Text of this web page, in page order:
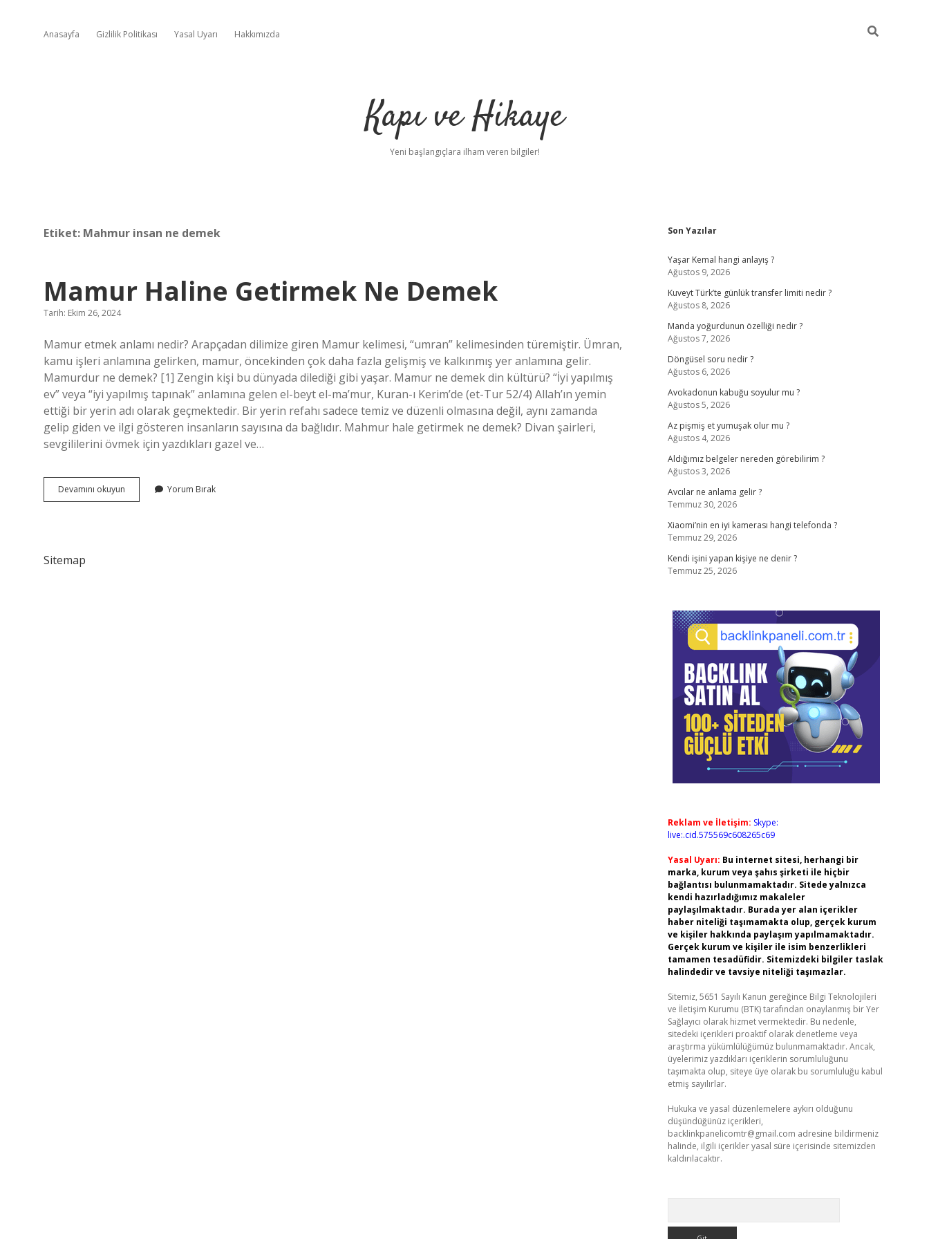
Anasayfa Gizlilik Politikası Yasal Uyarı Hakkımızda
Kapı ve Hikaye
Yeni başlangıçlara ilham veren bilgiler!
Etiket: Mahmur insan ne demek
Mamur Haline Getirmek Ne Demek
Tarih: Ekim 26, 2024
Mamur etmek anlamı nedir? Arapçadan dilimize giren Mamur kelimesi, “umran” kelimesinden türemiştir. Ümran,
kamu işleri anlamına gelirken, mamur, öncekinden çok daha fazla gelişmiş ve kalkınmış yer anlamına gelir.
Mamurdur ne demek? [1] Zengin kişi bu dünyada dilediği gibi yaşar. Mamur ne demek din kültürü? “İyi yapılmış
ev” veya “iyi yapılmış tapınak” anlamına gelen el-beyt el-ma’mur, Kuran-ı Kerim’de (et-Tur 52/4) Allah’ın yemin
ettiği bir yerin adı olarak geçmektedir. Bir yerin refahı sadece temiz ve düzenli olmasına değil, aynı zamanda
gelip giden ve ilgi gösteren insanların sayısına da bağlıdır. Mahmur hale getirmek ne demek? Divan şairleri,
sevgililerini övmek için yazdıkları gazel ve…
Devamını okuyun
Haline
Yorum Bırak
Sitemap
Sidebar
Son Yazılar
Yaşar Kemal hangi anlayış ?
Ağustos 9, 2026
Kuveyt Türk’te günlük transfer limiti nedir ?
Ağustos 8, 2026
Manda yoğurdunun özelliği nedir ?
Ağustos 7, 2026
Döngüsel soru nedir ?
Ağustos 6, 2026
Avokadonun kabuğu soyulur mu ?
Ağustos 5, 2026
Az pişmiş et yumuşak olur mu ?
Ağustos 4, 2026
Aldığımız belgeler nereden görebilirim ?
Ağustos 3, 2026
Avcılar ne anlama gelir ?
Temmuz 30, 2026
Xiaomi’nin en iyi kamerası hangi telefonda ?
Temmuz 29, 2026
Kendi işini yapan kişiye ne denir ?
Temmuz 25, 2026
Reklam ve İletişim: Skype:
live:.cid.575569c608265c69
Yasal Uyarı: Bu internet sitesi, herhangi bir
marka, kurum veya şahıs şirketi ile hiçbir
bağlantısı bulunmamaktadır. Sitede yalnızca
kendi hazırladığımız makaleler
paylaşılmaktadır. Burada yer alan içerikler
haber niteliği taşımamakta olup, gerçek kurum
ve kişiler hakkında paylaşım yapılmamaktadır.
Gerçek kurum ve kişiler ile isim benzerlikleri
tamamen tesadüfidir. Sitemizdeki bilgiler taslak
halindedir ve tavsiye niteliği taşımazlar.
Sitemiz, 5651 Sayılı Kanun gereğince Bilgi Teknolojileri
ve İletişim Kurumu (BTK) tarafından onaylanmış bir Yer
Sağlayıcı olarak hizmet vermektedir. Bu nedenle,
sitedeki içerikleri proaktif olarak denetleme veya
araştırma yükümlülüğümüz bulunmamaktadır. Ancak,
üyelerimiz yazdıkları içeriklerin sorumluluğunu
taşımakta olup, siteye üye olarak bu sorumluluğu kabul
etmiş sayılırlar.
Hukuka ve yasal düzenlemelere aykırı olduğunu
düşündüğünüz içerikleri,
backlinkpanelicomtr@gmail.com adresine bildirmeniz
halinde, ilgili içerikler yasal süre içerisinde sitemizden
kaldırılacaktır.